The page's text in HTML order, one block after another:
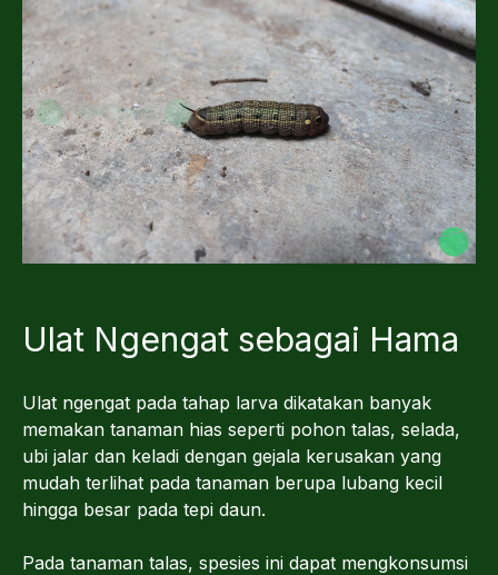
Ulat Ngengat sebagai Hama
Ulat ngengat pada tahap larva dikatakan banyak
memakan tanaman hias seperti pohon talas, selada,
ubi jalar dan keladi dengan gejala kerusakan yang
mudah terlihat pada tanaman berupa lubang kecil
hingga besar pada tepi daun.
Pada tanaman talas, spesies ini dapat mengkonsumsi